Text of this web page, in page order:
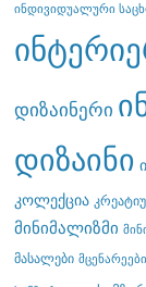
ინდივიდუალური
დიზაინერი
დიზაინი
კოლექცია
მინიმალიზმი
მასალები მცენარეები